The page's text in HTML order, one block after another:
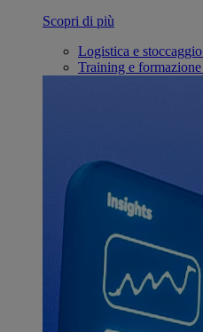
Scopri di più
Logistica e stoccaggio
Training e formazione